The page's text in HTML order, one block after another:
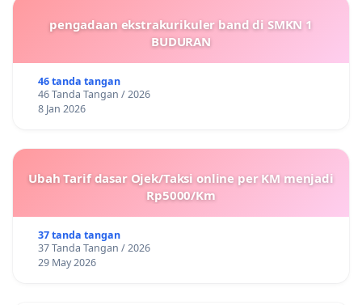
pengadaan ekstrakurikuler band di SMKN 1
BUDURAN
46 tanda tangan
46 Tanda Tangan / 2026
8 Jan 2026
Ubah Tarif dasar Ojek/Taksi online per KM menjadi
Rp5000/Km
37 tanda tangan
37 Tanda Tangan / 2026
29 May 2026